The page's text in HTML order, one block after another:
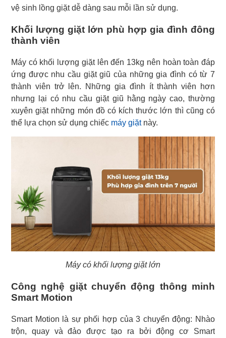
vệ sinh lồng giặt dễ dàng sau mỗi lần sử dụng.
Khối lượng giặt lớn phù hợp gia đình đông
thành viên
Máy có khối lượng giặt lên đến 13kg nên hoàn toàn đáp
ứng được nhu cầu giặt giũ của những gia đình có từ 7
thành viên trở lên. Những gia đình ít thành viên hơn
nhưng lại có nhu cầu giặt giũ hằng ngày cao, thường
xuyên giặt những món đồ có kích thước lớn thì cũng có
thể lựa chọn sử dụng chiếc máy giặtnày.
Máy có khối lượng giặt lớn
Công nghệ giặt chuyển động thông minh
Smart Motion
Smart Motion là sự phối hợp của 3 chuyển động: Nhào
trộn, quay và đảo được tạo ra bởi động cơ Smart